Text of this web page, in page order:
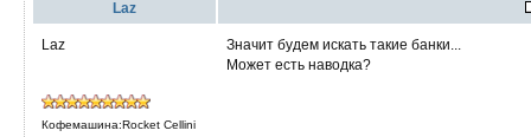
Laz
Laz
Кофемашина:Rocket Cellini
Значит будем искать такие банки...
Может есть наводка?